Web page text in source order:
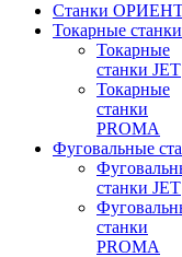
Станки
Токарные станки
Toкарные
станки JET
Токарные
станки
PROMA
Фуговальные
станки JET
станки
PROMA